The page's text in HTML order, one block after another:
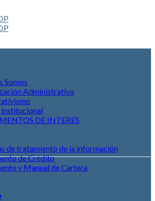
Somos
Administrativa
DE INTERES
de tratamiento de la información
de Crédito
y Manual de Cartera